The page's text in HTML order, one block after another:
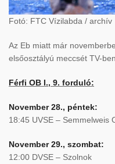
Fotó: FTC Vízilabda / archív
Az Eb miatt már
elsőosztályú meccsét TV-
Férfi OB I., 9. forduló:
November 28., péntek:
18:45 UVSE – Semmelweis
November 29., szombat:
12:00 DVSE – Szolnok